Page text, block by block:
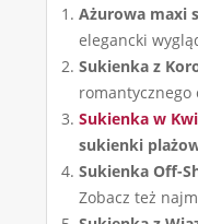
Ażurowa maxi
elegancki
Sukienka z
romantycznego
Sukienka w
sukienki
Sukienka Off-
Zobacz też